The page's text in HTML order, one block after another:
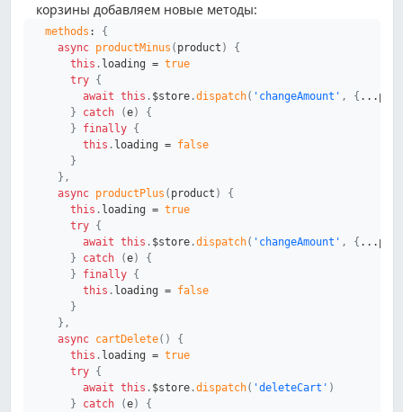
корзины добавляем новые методы:
methods :
{
async productMinus ( product )
{
this . loading = true
try {
await this . $store .dispatch( 'changeAmount' , { ...
}
catch (e)
{
}
finally {
this . loading = false
}
} ,
async productPlus ( product )
{
this . loading = true
try {
await this . $store .dispatch( 'changeAmount' , { ...
}
catch (e)
{
}
finally {
this . loading = false
}
} ,
async cartDelete( )
{
this . loading = true
try {
await this . $store .dispatch( 'deleteCart' )
}
catch (e) {